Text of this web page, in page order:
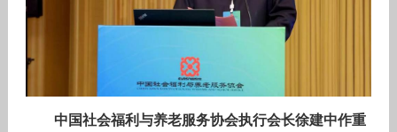
中国社会福利与养老服务协会执行会长徐建中作重